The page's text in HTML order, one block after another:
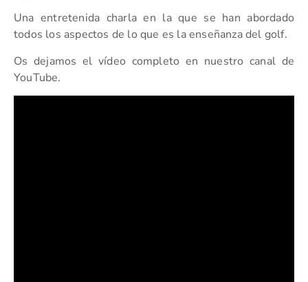
Una entretenida charla en la que se han abordado
todos los aspectos de lo que es la enseñanza del golf.
Os dejamos el vídeo completo en nuestro canal de
YouTube.